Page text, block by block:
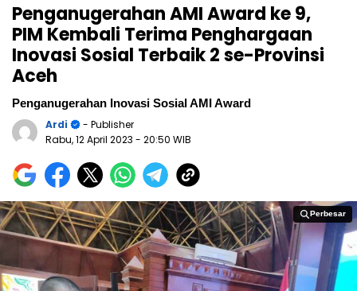
Penganugerahan AMI Award ke 9,
PIM Kembali Terima Penghargaan
Inovasi Sosial Terbaik 2 se-Provinsi
Aceh
Penganugerahan Inovasi Sosial AMI Award
Ardi
- Publisher
Rabu, 12 April 2023 - 20:50 WIB
Perbesar
Perbesar